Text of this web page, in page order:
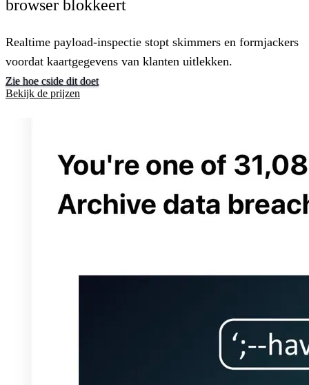
browser blokkeert
Realtime payload-inspectie stopt skimmers en formjackers
voordat kaartgegevens van klanten uitlekken.
Zie hoe cside dit doet
Bekijk de prijzen